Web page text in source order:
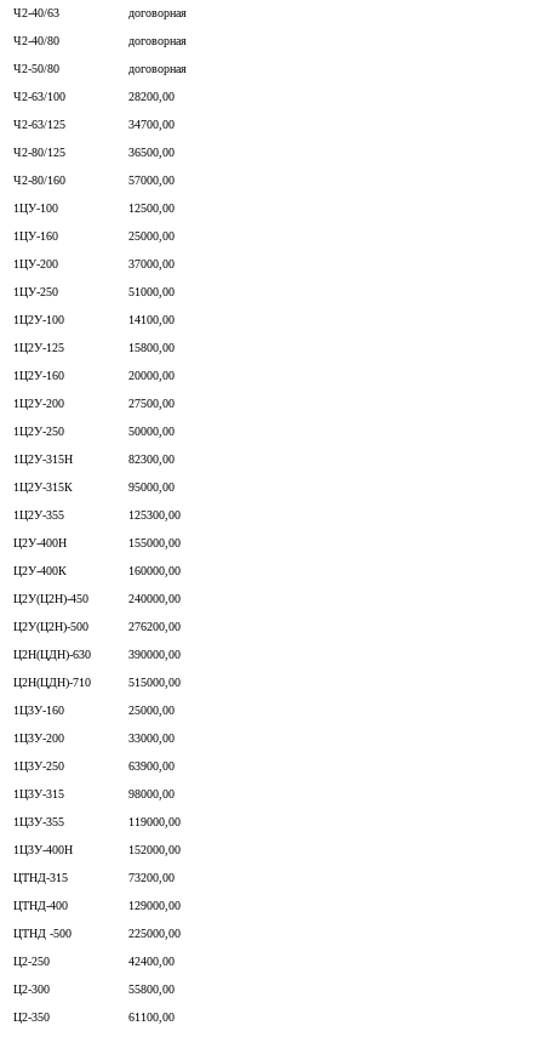
Ч2-40/63 договорная
Ч2-40/80 договорная
Ч2-50/80 договорная
Ч2-63/100 28200,00
Ч2-63/125 34700,00
Ч2-80/125 36500,00
Ч2-80/160 57000,00
1ЦУ-100 12500,00
1ЦУ-160 25000,00
1ЦУ-200 37000,00
1ЦУ-250 51000,00
1Ц2У-100 14100,00
1Ц2У-125 15800,00
1Ц2У-160 20000,00
1Ц2У-200 27500,00
1Ц2У-250 50000,00
1Ц2У-315Н 82300,00
1Ц2У-315К 95000,00
1Ц2У-355 125300,00
Ц2У-400Н 155000,00
Ц2У-400К 160000,00
Ц2У(Ц2Н)-450 240000,00
Ц2У(Ц2Н)-500 276200,00
Ц2Н(ЦДН)-630 390000,00
Ц2Н(ЦДН)-710 515000,00
1Ц3У-160 25000,00
1Ц3У-200 33000,00
1Ц3У-250 63900,00
1Ц3У-315 98000,00
1Ц3У-355 119000,00
1Ц3У-400Н 152000,00
ЦТНД-315 73200,00
ЦТНД-400 129000,00
ЦТНД -500 225000,00
Ц2-250 42400,00
Ц2-300 55800,00
Ц2-350 61100,00